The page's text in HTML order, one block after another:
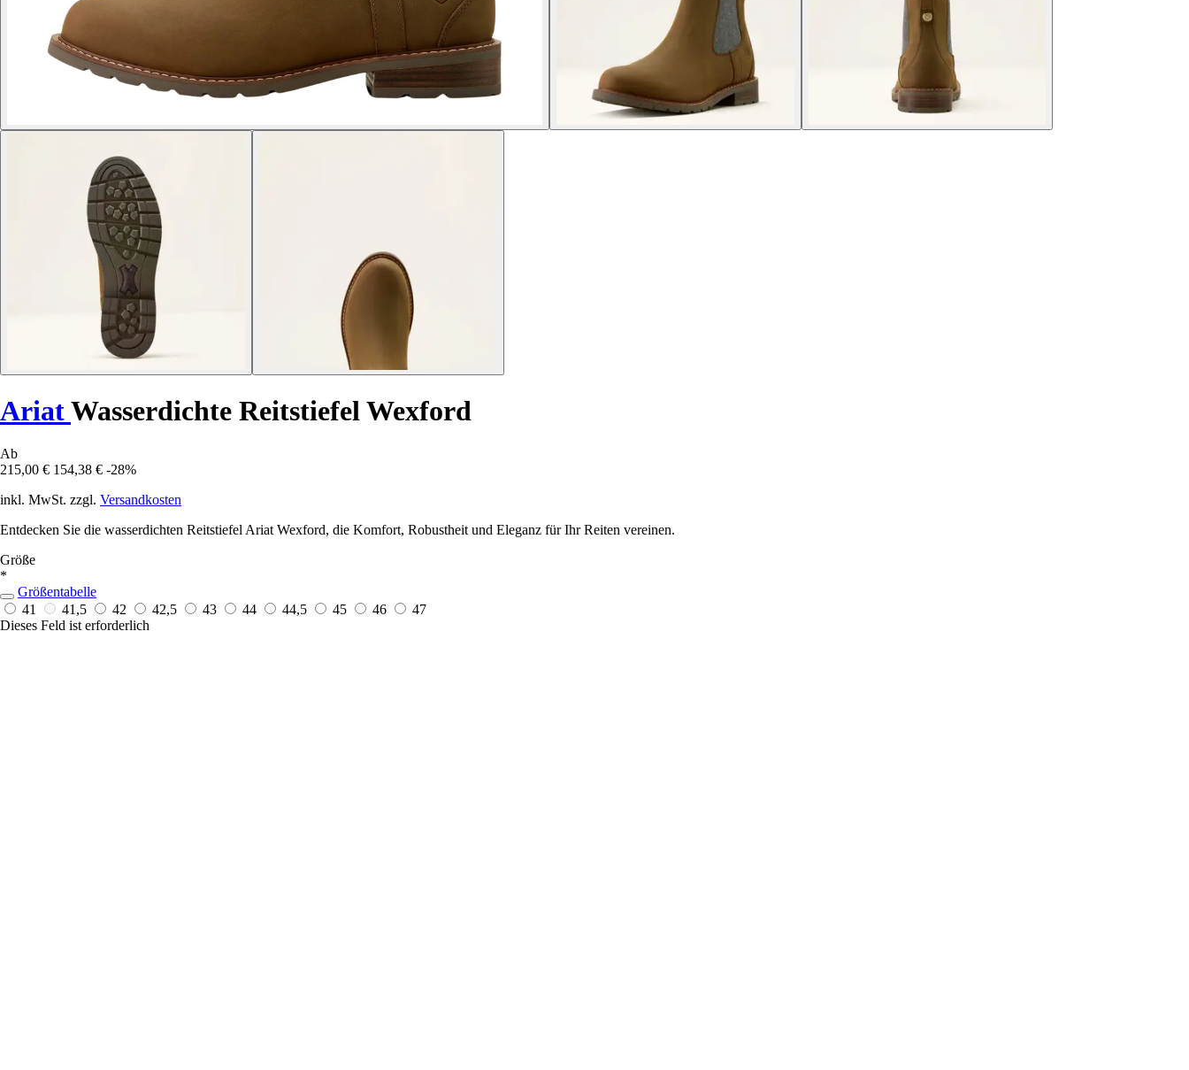
AriatWasserdichte Reitstiefel Wexford
Ab
215,00 € 154,38 € -28%
inkl. MwSt. zzgl. Versandkosten
Entdecken Sie die wasserdichten Reitstiefel Ariat Wexford, die Komfort, Robustheit und Eleganz für Ihr Reiten vereinen.
Größe
*
Größentabelle
41
41,5 42 42,5 43 44 44,5 45 46
47
Dieses Feld ist erforderlich